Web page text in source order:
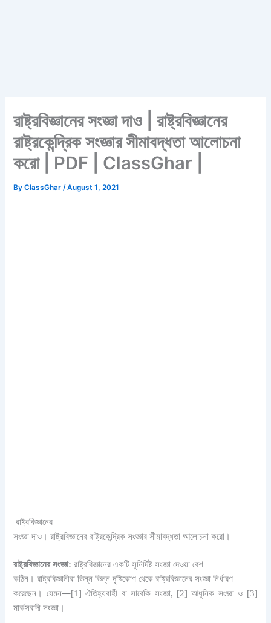
রাষ্ট্রবিজ্ঞানের সংজ্ঞা দাও | রাষ্ট্রবিজ্ঞানের
রাষ্ট্রকেন্দ্রিক সংজ্ঞার সীমাবদ্ধতা আলোচনা
করো | PDF | ClassGhar |
ByClassGhar/August 1, 2021
রাষ্ট্রবিজ্ঞানের
সংজ্ঞা দাও। রাষ্ট্রবিজ্ঞানের রাষ্ট্রকেন্দ্রিক সংজ্ঞার সীমাবদ্ধতা আলোচনা করো।
রাষ্ট্রবিজ্ঞানের সংজ্ঞা: রাষ্ট্রবিজ্ঞানের একটি সুনির্দিষ্ট সংজ্ঞা দেওয়া বেশ
কঠিন। রাষ্ট্রবিজ্ঞানীরা ভিন্ন ভিন্ন দৃষ্টিকোণ থেকে রাষ্ট্রবিজ্ঞানের সংজ্ঞা নির্ধারণ
করেছেন। যেমন—[1] ঐতিহ্যবাহী বা সাবেকি সংজ্ঞা, [2] আধুনিক সংজ্ঞা ও [3]
মার্কসবাদী সংজ্ঞা।